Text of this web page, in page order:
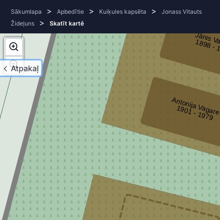
Atpakaļ
Sākumlapa > Apbedītie > Kuiķules kapsēta >
Jonass Vitauts
Žideļuns
> Skatīt kartē
Jānis
1898- 195
Antonija
1901- 197
9